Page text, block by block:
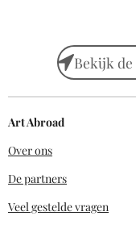
Bekijk
Art Abroad
Over ons
De partners
Veel gestelde vragen